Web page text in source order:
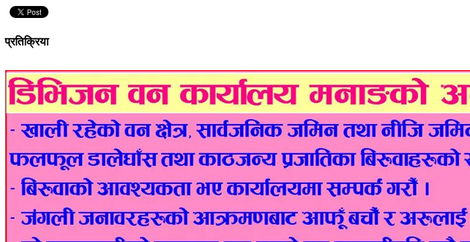
प्रतिक्रिया